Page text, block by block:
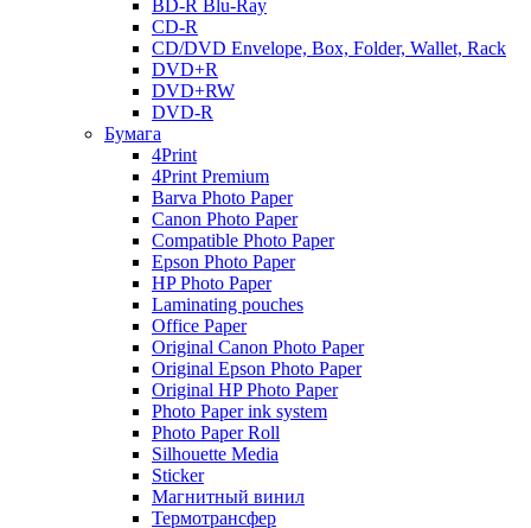
BD-R Blu-Ray
CD-R
CD/DVD Envelope, Box, Folder, Wallet, Rack
DVD+R
DVD+RW
DVD-R
Бумага
4Print
4Print Premium
Barva Photo Paper
Canon Photo Paper
Compatible Photo Paper
Epson Photo Paper
HP Photo Paper
Laminating pouches
Office Paper
Original Canon Photo Paper
Original Epson Photo Paper
Original HP Photo Paper
Photo Paper ink system
Photo Paper Roll
Silhouette Media
Sticker
Магнитный винил
Термотрансфер